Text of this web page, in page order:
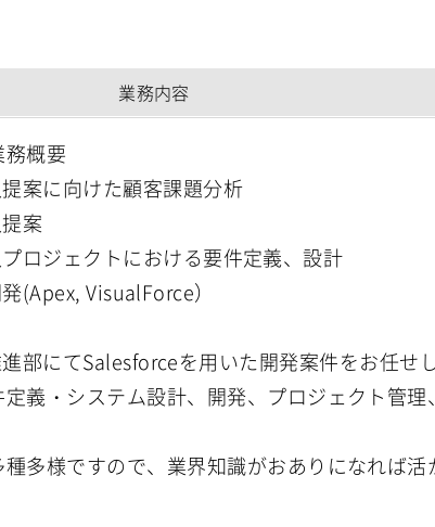
業務内容
概要
案に向けた顧客課題分析
案
ロジェクトにおける要件定義、設計
(Apex, VisualForce）
部にてSalesforceを用いた開発案件をお任せ
義・システム設計、開発、プロジェクト管
多様ですので、業界知識がおありになれば活